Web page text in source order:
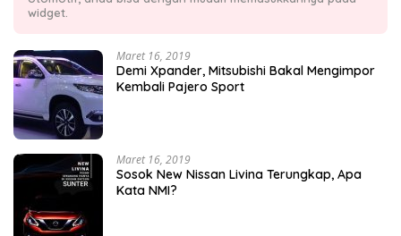
widget.
Maret 16, 2019
Demi Xpander, Mitsubishi Bakal Mengimpor
Kembali Pajero Sport
Maret 16, 2019
Sosok New Nissan Livina Terungkap, Apa
Kata NMI?